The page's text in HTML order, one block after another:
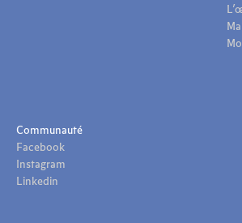
Communauté
Facebook
Instagram
Linkedin